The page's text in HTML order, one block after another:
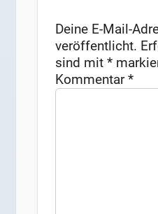
Deine E-Mail-
veröffentlicht.
sind mit*
Kommentar*